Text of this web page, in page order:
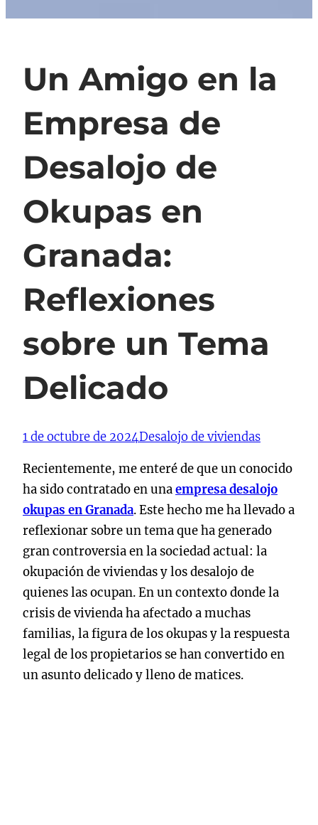
Un Amigo en la
Empresa de
Desalojo de
Okupas en
Granada:
Reflexiones
sobre un Tema
Delicado
1 de octubre de 2024Desalojo de viviendas
Recientemente, me enteré de que un conocido
ha sido contratado en unaempresa desalojo
okupas en Granada. Este hecho me ha llevado a
reflexionar sobre un tema que ha generado
gran controversia en la sociedad actual: la
okupación de viviendas y los desalojo de
quienes las ocupan. En un contexto donde la
crisis de vivienda ha afectado a muchas
familias, la figura de los okupas y la respuesta
legal de los propietarios se han convertido en
un asunto delicado y lleno de matices.